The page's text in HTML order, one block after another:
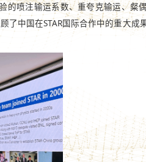
的喷注输运系数、重夸克输运、粲
了中国在STAR国际合作中的重大成